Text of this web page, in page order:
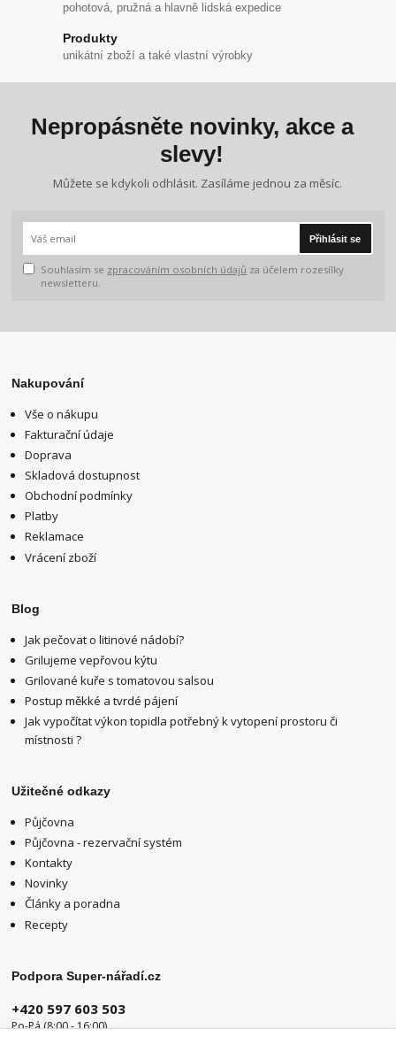
pohotová, pružná a hlavně lidská expedice
Produkty
unikátní zboží a také vlastní výrobky
Nepropásněte novinky, akce a
slevy!
Můžete se kdykoli odhlásit. Zasíláme jednou za měsíc.
Přihlásit se
Souhlasím se zpracováním osobních údajů za účelem rozesílky
newsletteru.
Nakupování
Vše o nákupu
Fakturační údaje
Doprava
Skladová dostupnost
Obchodní podmínky
Platby
Reklamace
Vrácení zboží
Blog
Jak pečovat o litinové nádobí?
Grilujeme vepřovou kýtu
Grilované kuře s tomatovou salsou
Postup měkké a tvrdé pájení
Jak vypočítat výkon topidla potřebný k vytopení prostoru či
místnosti ?
Užitečné odkazy
Půjčovna
Půjčovna - rezervační systém
Kontakty
Novinky
Články a poradna
Recepty
Podpora Super-nářadí.cz
+420 597 603 503
Po-Pá (8:00 - 16:00)